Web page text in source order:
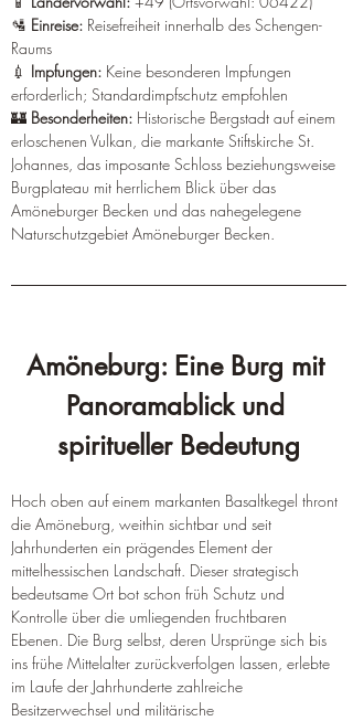
🛂 Einreise: Reisefreiheit innerhalb des Schengen-
Raums
💉 Impfungen: Keine besonderen Impfungen
erforderlich; Standardimpfschutz empfohlen
🏰 Besonderheiten: Historische Bergstadt auf einem
erloschenen Vulkan, die markante Stiftskirche St.
Johannes, das imposante Schloss beziehungsweise
Burgplateau mit herrlichem Blick über das
Amöneburger Becken und das nahegelegene
Naturschutzgebiet Amöneburger Becken.
Amöneburg: Eine Burg mit
Panoramablick und
spiritueller Bedeutung
Hoch oben auf einem markanten Basaltkegel thront
die Amöneburg, weithin sichtbar und seit
Jahrhunderten ein prägendes Element der
mittelhessischen Landschaft. Dieser strategisch
bedeutsame Ort bot schon früh Schutz und
Kontrolle über die umliegenden fruchtbaren
Ebenen. Die Burg selbst, deren Ursprünge sich bis
ins frühe Mittelalter zurückverfolgen lassen, erlebte
im Laufe der Jahrhunderte zahlreiche
Besitzerwechsel und militärische